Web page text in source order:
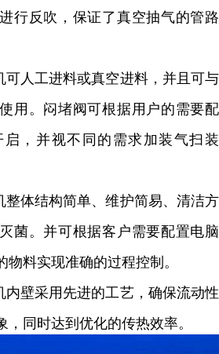
行反吹，保证了真空抽气的管路
可人工进料或真空进料，并且可与
用。闷堵阀可根据用户的需要配
，并视不同的需求加装气扫装
整体结构简单、维护简易、清洁方
菌。并可根据客户需要配置电脑
物料实现准确的过程控制。
内壁采用先进的工艺，确保流动性
同时达到优化的传热效率。